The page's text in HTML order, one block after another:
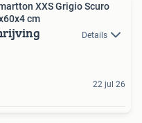
XXS Grigio Scuro
cm
Details
22 jul 26